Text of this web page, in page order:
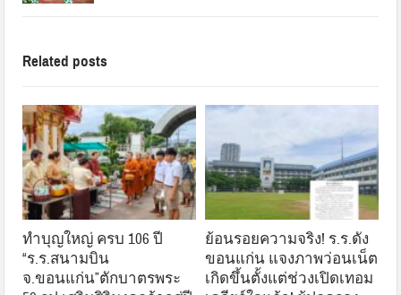
Related posts
ทำบุญใหญ่ ครบ 106 ปี
“ร.ร.สนามบิน
จ.ขอนแก่น”ตักบาตรพระ
ย้อนรอยความจริง! ร.ร.ดัง
ขอนแก่น แจงภาพว่อนเน็ต
เกิดขึ้นตั้งแต่ช่วงเปิดเทอม